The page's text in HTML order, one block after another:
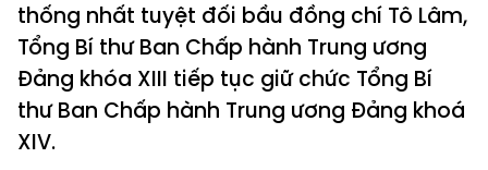
thống nhất tuyệt đối bầu đồng chí Tô Lâm,
Tổng Bí thư Ban Chấp hành Trung ương
Đảng khóa XIII tiếp tục giữ chức Tổng Bí
thư Ban Chấp hành Trung ương Đảng khoá
XIV.